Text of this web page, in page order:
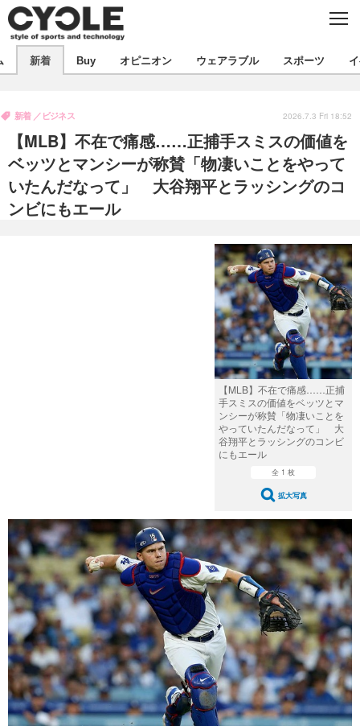
C
E
製品/用品
飲食
バックナンバー
コラム
インプレ
ボイス
デバイス
ビジネス
国内
海外
スポーツ
短信
まとめ
選手
イベント
試乗会
文化
エンタメ
出版／映画
ファッション
写真
政治
新着 Buy オピニオン ウェアラブル スポーツ
【MLB】不在で痛感……正捕手スミスの価値を
ベッツとマンシーが称賛「物凄いことをやって
いたんだなって」 大谷翔平とラッシングのコ
ンビにもエール
新着 ビジネス 2026.7.3 Fri 18:52
【MLB】不在で痛感……正捕
手スミスの価値をベッツとマ
ンシーが称賛「物凄いことを
やっていたんだなって」 大
谷翔平とラッシングのコンビ
にもエール
全 1 枚
拡大写真